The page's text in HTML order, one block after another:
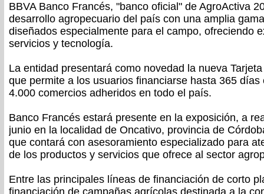
BBVA Banco Francés, "banco oficial" de AgroActiva
desarrollo agropecuario del país con una amplia
diseñados especialmente para el campo, ofreciendo
servicios y tecnología.
La entidad presentará como novedad la nueva
que permite a los usuarios financiarse hasta 365
4.000 comercios adheridos en todo el país.
Banco Francés estará presente en la exposición, a
junio en la localidad de Oncativo, provincia de
que contará con asesoramiento especializado para
de los productos y servicios que ofrece al sector
Entre las principales líneas de financiación de corto
financiación de campañas agrícolas destinada a la